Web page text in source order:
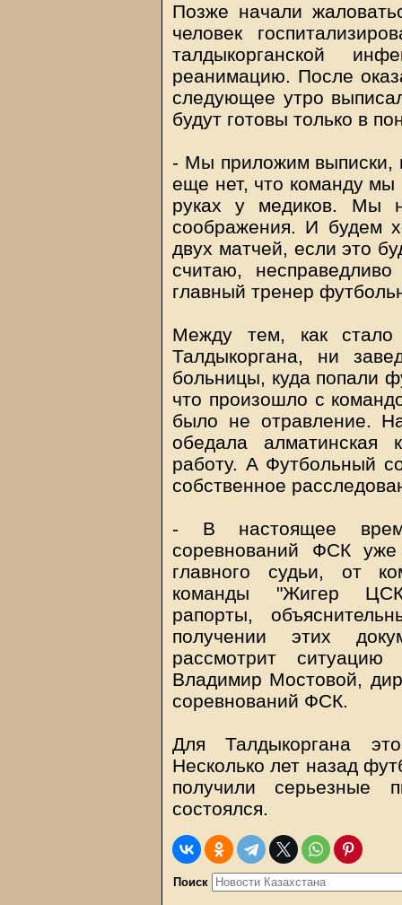
Позже начали
человек
талдыкорганской
реанимацию. После
следующее утро
будут готовы только в
- Мы приложим выписки,
еще нет, что команду мы
руках у медиков. Мы
соображения. И будем
двух матчей, если это
считаю,
главный тренер
Между тем, как
Талдыкоргана, ни
больницы, куда попали
что произошло с
было не отравление.
обедала алматинская
работу. А Футбольный
собственное
- В настоящее
соревнований ФСК уже
главного судьи, от
команды "Жигер
рапорты,
получении этих
рассмотрит
Владимир Мостовой,
соревнований ФСК.
Для Талдыкоргана
Несколько лет назад
получили серьезные
состоялся.
Поиск